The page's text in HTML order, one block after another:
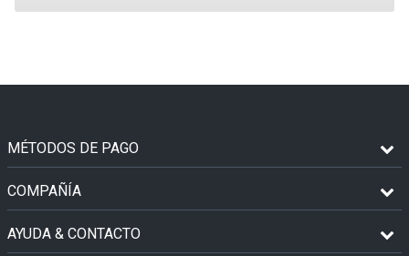
MÉTODOS DE PAGO
COMPAÑÍA
AYUDA & CONTACTO